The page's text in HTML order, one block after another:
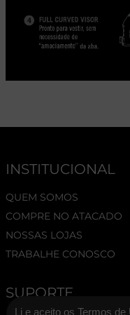
INSTITUCIONAL
QUEM SOMOS
COMPRE NO ATACADO
NOSSAS LOJAS
TRABALHE CONOSCO
SUPORTE
Li e aceito os Termos